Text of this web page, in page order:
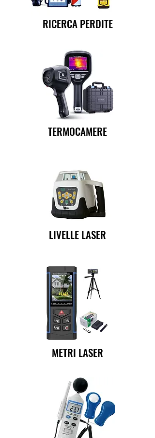
RICERCA PERDITE
TERMOCAMERE
LIVELLE LASER
METRI LASER